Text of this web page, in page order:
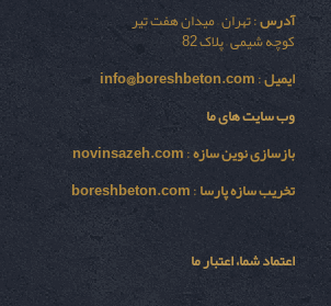
آدرس: تهران – میدان هفت تیر
کوچه شیمی – پلاک 82
ایمیل:
info@boreshbeton.com
وب سایت های ما
بازسازی نوين سازه:
novinsazeh.com
تخریب سازه پارسا:
boreshbeton.com
اعتماد شما، اعتبار ما